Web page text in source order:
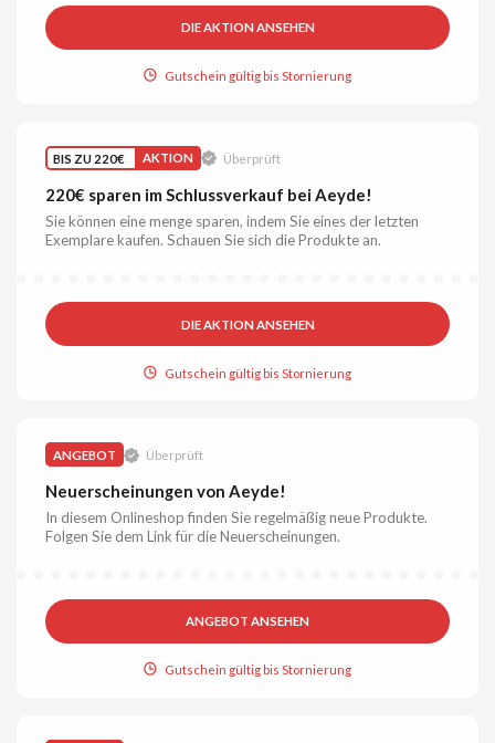
DIE AKTION ANSEHEN
Gutschein gültig bis Stornierung
BIS ZU 220€ AKTION Überprüft
220€ sparen im Schlussverkauf bei Aeyde!
Sie können eine menge sparen, indem Sie eines der letzten
Exemplare kaufen. Schauen Sie sich die Produkte an.
DIE AKTION ANSEHEN
Gutschein gültig bis Stornierung
ANGEBOT Überprüft
Neuerscheinungen von Aeyde!
In diesem Onlineshop finden Sie regelmäßig neue Produkte.
Folgen Sie dem Link für die Neuerscheinungen.
ANGEBOT ANSEHEN
Gutschein gültig bis Stornierung